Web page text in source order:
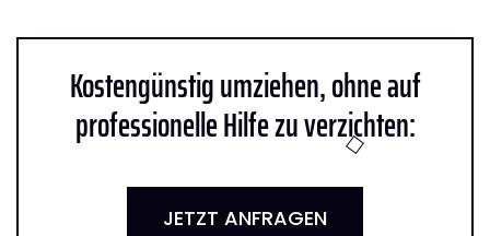
Kostengünstig umziehen, ohne auf
professionelle Hilfe zu verzichten:
JETZT ANFRAGEN